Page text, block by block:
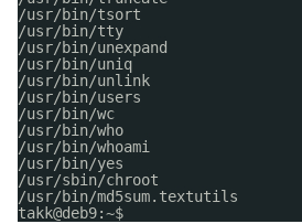
/usr/bin/tsort
/usr/bin/tty
/usr/bin/unexpand
/usr/bin/uniq
/usr/bin/unlink
/usr/bin/users
/usr/bin/wc
/usr/bin/who
/usr/bin/whoami
/usr/bin/yes
/usr/sbin/chroot
/usr/bin/md5sum.textutils
takk@deb9:~$